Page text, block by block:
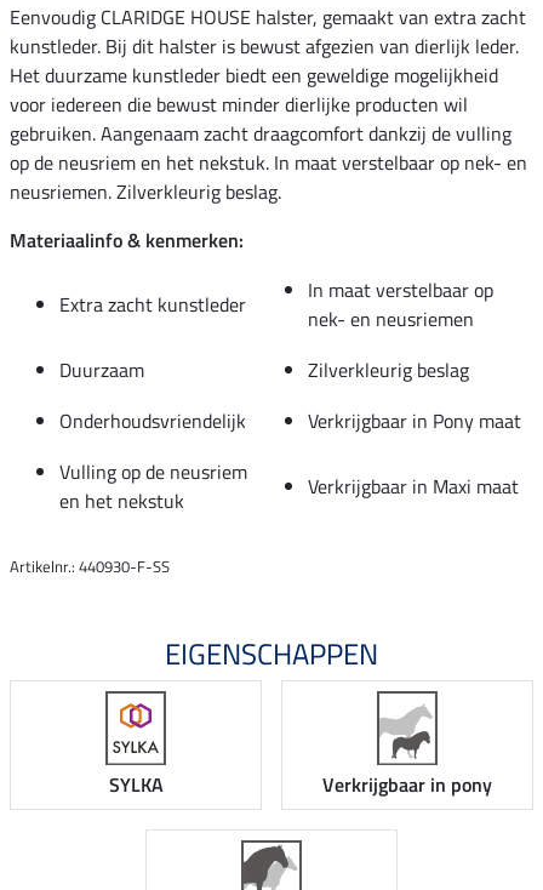
Eenvoudig CLARIDGE HOUSE halster, gemaakt van extra zacht
kunstleder. Bij dit halster is bewust afgezien van dierlijk leder.
Het duurzame kunstleder biedt een geweldige mogelijkheid
voor iedereen die bewust minder dierlijke producten wil
gebruiken. Aangenaam zacht draagcomfort dankzij de vulling
op de neusriem en het nekstuk. In maat verstelbaar op nek- en
neusriemen. Zilverkleurig beslag.
Materiaalinfo & kenmerken:
Extra zacht kunstleder
In maat verstelbaar op
nek- en neusriemen
Duurzaam
Zilverkleurig beslag
Onderhoudsvriendelijk
Verkrijgbaar in Pony maat
Vulling op de neusriem
en het nekstuk
Verkrijgbaar in Maxi maat
Artikelnr.: 440930-F-SS
EIGENSCHAPPEN
SYLKA Verkrijgbaar in pony